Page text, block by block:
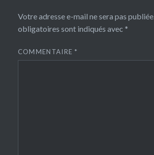
Votre adresse e-mail ne sera pas publiée.
obligatoires sont indiqués avec *
COMMENTAIRE*